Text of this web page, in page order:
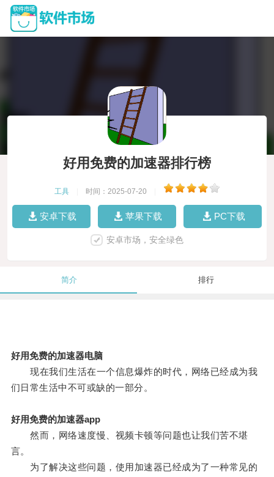
好用免费的加速器排行榜
工具 时间：2025-07-20
安卓下载 苹果下载 PC下载
安卓市场，安全绿色
简介 排行
好用免费的加速器电脑
现在我们生活在一个信息爆炸的时代，网络已经成为我
们日常生活中不可或缺的一部分。
好用免费的加速器app
然而，网络速度慢、视频卡顿等问题也让我们苦不堪
言。
为了解决这些问题，使用加速器已经成为了一种常见的